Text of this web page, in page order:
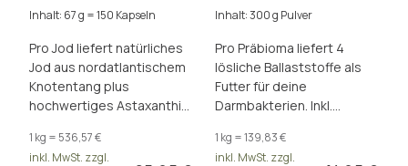
Inhalt: 67 g = 150 Kapseln
Pro Jod liefert natürliches
Jod aus nordatlantischem
Knotentang plus
hochwertiges Astaxanthin
Energiestoffwechsel und
1 kg = 536,57 €
inkl. MwSt. zzgl.
Inhalt: 300 g Pulver
Pro Präbioma liefert 4
lösliche Ballaststoffe als
Futter für deine
Darmbakterien. Inkl.
Stoffwechsel und
1 kg = 139,83 €
inkl. MwSt. zzgl.